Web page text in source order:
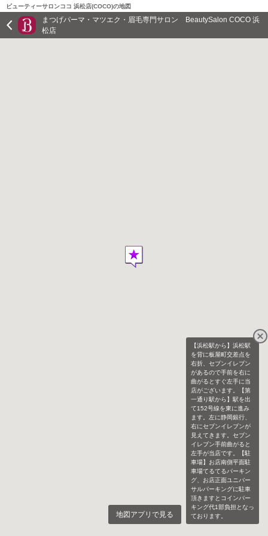
ビューティーサロンココ 浜松店(COCO)の地図
まつげパーマ・マツエク・眉毛専門サロン BeautySalon COCO 浜
松店
【浜松駅から】浜松駅
を背に板屋町交差点を
右折、セブンイレブン
があるので手前を右に
曲がるとすぐ左手に当
店がございます。【第
一通り駅から】駅を出
て152号線を東に進み
ます。左に静岡銀行、
右にセブンイレブンが
見えてきます。セブン
イレブン手前曲がると
左手が当店です。【駐
車場】お店南側平面駐
車場てるてるパーキン
グ、お店正面ユニバー
サルパーキングに駐車
頂きますとコインパー
キング代1部負担となっ
ております。
地図アプリで見る